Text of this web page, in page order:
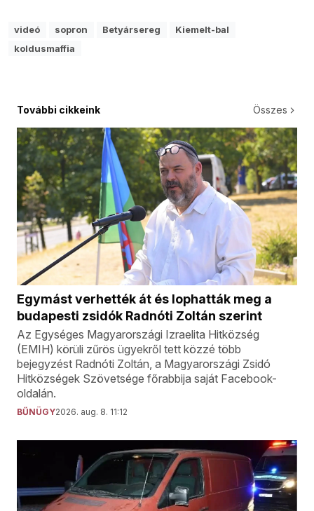
videó sopron Betyársereg
Kiemelt-bal
koldusmaffia
További cikkeink Összes
Egymást verhették át és lophatták meg a
budapesti zsidók Radnóti Zoltán szerint
Az Egységes Magyarországi Izraelita Hitközség
(EMIH) körüli zűrös ügyekről tett közzé több
bejegyzést Radnóti Zoltán, a Magyarországi Zsidó
Hitközségek Szövetsége főrabbija saját Facebook-
oldalán.
BŰNÜGY2026. aug. 8. 11:12